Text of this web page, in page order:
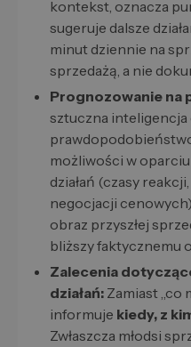
kontekst, oznacza
sugeruje dalsze
minut dziennie na
sprzedażą, a nie
Prognozowanie na
sztuczna inteligencja
możliwości w
działań (czasy
negocjacji
obraz przyszłej
bliższy faktycznemu
Zalecenia
działań: Zamiast „co
informuje kiedy, z
Zwłaszcza młodsi